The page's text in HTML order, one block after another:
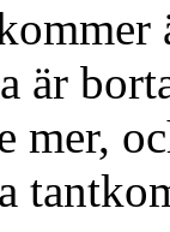
är
mer,